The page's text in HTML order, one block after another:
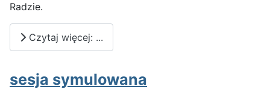
Radzie.
Czytaj więcej: ...
sesja symulowana